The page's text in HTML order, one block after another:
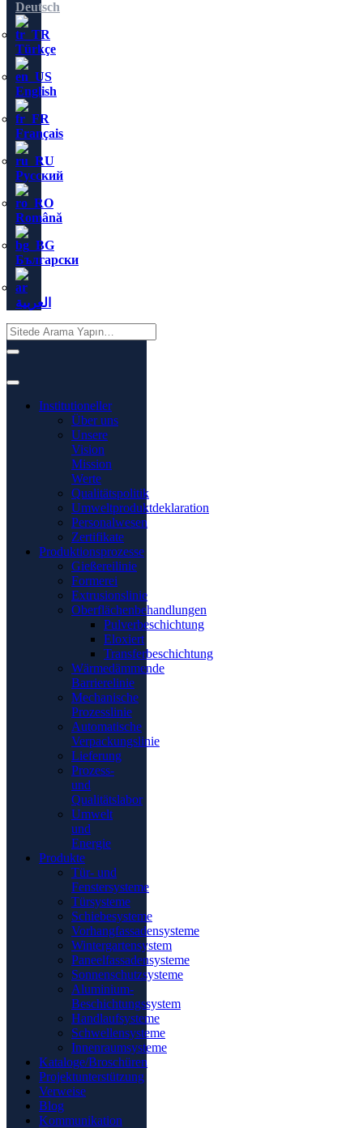
Deutsch
Türkçe
English
Français
Русский
Română
Български
العربية
Institutioneller
Über uns
Unsere
Vision
Mission
Werte
Qualitätspolitik
Umweltproduktdeklaration
Personalwesen
Zertifikate
Produktionsprozesse
Gießereilinie
Formerei
Extrusionslinie
Oberflächenbehandlungen
Pulverbeschichtung
Eloxiert
Transferbeschichtung
Wärmedämmende
Barrierelinie
Mechanische
Prozesslinie
Automatische
Verpackungslinie
Lieferung
Prozess-
und
Qualitätslabor
Umwelt
und
Energie
Produkte
Tür- und
Fenstersysteme
Türsysteme
Schiebesysteme
Vorhangfassadensysteme
Wintergartensystem
Paneelfassadensysteme
Sonnenschutzsysteme
Aluminium-
Beschichtungssystem
Handlaufsysteme
Schwellensysteme
Innenraumsysteme
Kataloge/Broschüren
Projektunterstützung
Verweise
Blog
Kommunikation